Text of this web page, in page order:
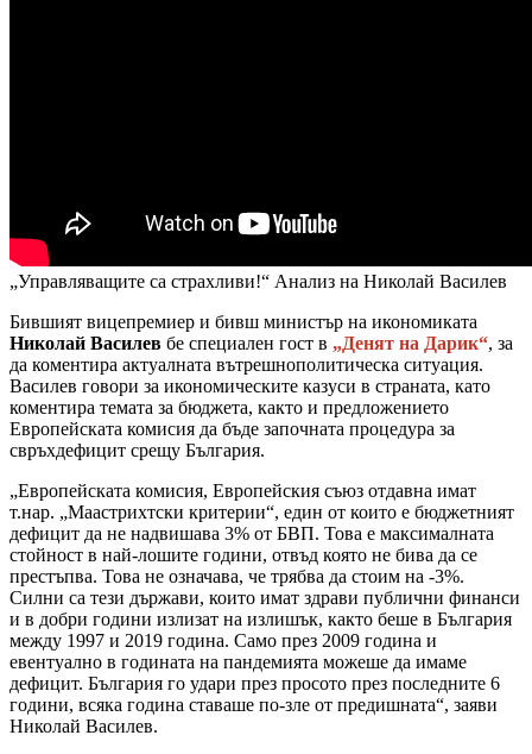
„Управляващите са страхливи!“ Анализ на Николай Василев
Бившият вицепремиер и бивш министър на икономиката
Николай Василев бе специален гост в „Денят на Дарик“, за
да коментира актуалната вътрешнополитическа ситуация.
Василев говори за икономическите казуси в страната, като
коментира темата за бюджета, както и предложението
Европейската комисия да бъде започната процедура за
свръхдефицит срещу България.
„Европейската комисия, Европейския съюз отдавна имат
т.нар. „Маастрихтски критерии“, един от които е бюджетният
дефицит да не надвишава 3% от БВП. Това е максималната
стойност в най-лошите години, отвъд която не бива да се
престъпва. Това не означава, че трябва да стоим на -3%.
Силни са тези държави, които имат здрави публични финанси
и в добри години излизат на излишък, както беше в България
между 1997 и 2019 година. Само през 2009 година и
евентуално в годината на пандемията можеше да имаме
дефицит. България го удари през просото през последните 6
години, всяка година ставаше по-зле от предишната“, заяви
Николай Василев.